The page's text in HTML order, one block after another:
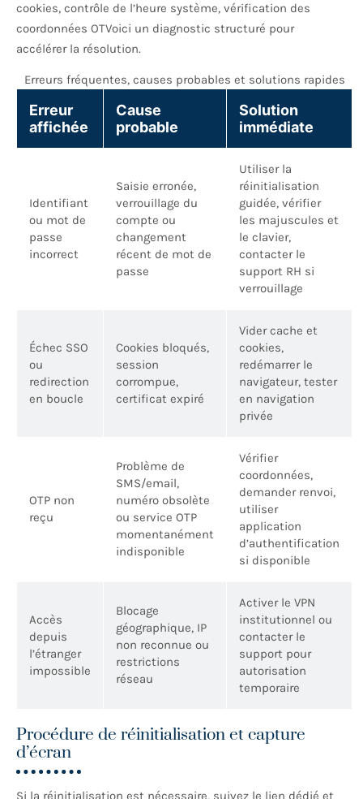
cookies, contrôle de l’heure système, vérification des
coordonnées OTVoici un diagnostic structuré pour
accélérer la résolution.
Erreurs fréquentes, causes probables et solutions rapides
Erreur
affichée
Cause
probable
Solution
immédiate
Identifiant
ou mot de
passe
incorrect
Saisie erronée,
verrouillage du
compte ou
changement
récent de mot de
passe
Utiliser la
réinitialisation
guidée, vérifier
les majuscules et
le clavier,
contacter le
support RH si
verrouillage
Échec SSO
ou
redirection
en boucle
Cookies bloqués,
session
corrompue,
certificat expiré
Vider cache et
cookies,
redémarrer le
navigateur, tester
en navigation
privée
OTP non
reçu
Problème de
SMS/email,
numéro obsolète
ou service OTP
momentanément
indisponible
Vérifier
coordonnées,
demander renvoi,
utiliser
application
d’authentification
si disponible
Accès
depuis
l’étranger
impossible
Blocage
géographique, IP
non reconnue ou
restrictions
réseau
Activer le VPN
institutionnel ou
contacter le
support pour
autorisation
temporaire
Procédure de réinitialisation et capture
d’écran
Si la réinitialisation est nécessaire, suivez le lien dédié et